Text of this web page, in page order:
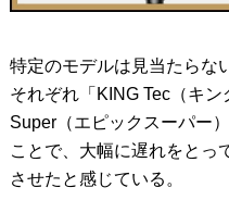
特定のモデルは見当たらな
それぞれ「KING Tec（キ
Super（エピックスーパー
ことで、大幅に遅れをとっ
させたと感じている。